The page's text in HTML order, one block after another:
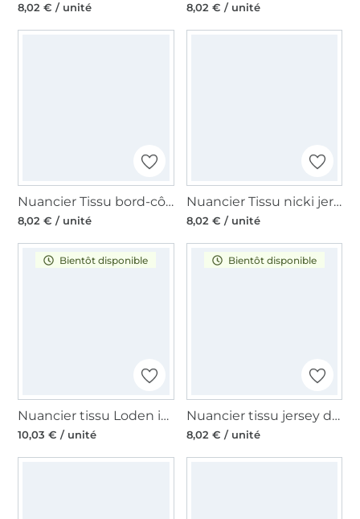
8,02 € / unité 8,02 € / unité
Nuancier Tissu bord-côte jersey tubulaire côtelé milleraies 45cm
8,02 € / unité
Nuancier Tissu nicki jersey velours coton Sandrine
8,02 € / unité
Bientôt disponible
Nuancier tissu Loden id.laine bouillie
10,03 € / unité
Bientôt disponible
Nuancier tissu jersey de viscose
8,02 € / unité